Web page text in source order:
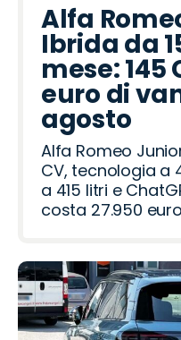
Alfa
Ibrida da
mese: 145
euro di
agosto
Alfa Romeo
CV, tecnologia a
a 415 litri e
costa 27.950